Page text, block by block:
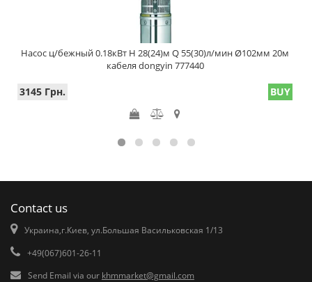
Насос ц/бежный 0.18кВт H 28(24)м Q 55(30)л/мин Ø102мм 20м
кабеля dongyin 777440
3145 Грн. BUY
Contact us
Украина,г.Киев, ул.Большая Васильковская 1/13
+49(067)601-26-11
Send Email via our khmmarket@gmail.com